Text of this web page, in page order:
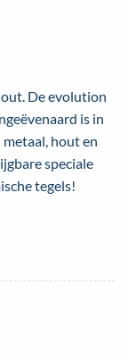
De evolution
is in
hout en
speciale
tegels!